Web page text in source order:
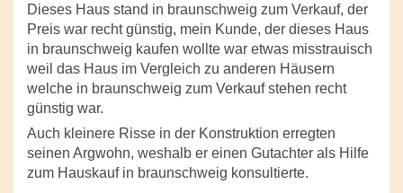
Dieses Haus stand in braunschweig zum Verkauf, der
Preis war recht günstig, mein Kunde, der dieses Haus
in braunschweig kaufen wollte war etwas misstrauisch
weil das Haus im Vergleich zu anderen Häusern
welche in braunschweig zum Verkauf stehen recht
günstig war.
Auch kleinere Risse in der Konstruktion erregten
seinen Argwohn, weshalb er einen Gutachter als Hilfe
zum Hauskauf in braunschweig konsultierte.